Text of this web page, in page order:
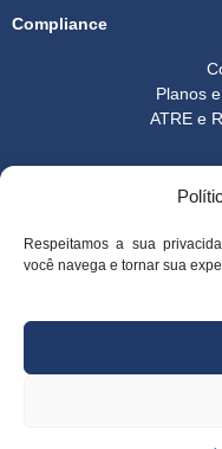
Respeitamos a sua
você navega e tornar sua
Compliance
Planos
ATRE e
Boletim FEST
Notícias Gerais
© 2026 FEST - Fundação
Arco